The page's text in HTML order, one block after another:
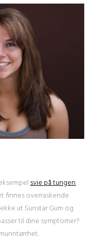
svie på tungen,
finnes overraskende
ut Sunstar Gum og
til dine symptomer?